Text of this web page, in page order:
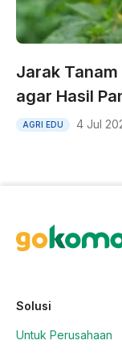
Jarak
agar Hasil
AGRI EDU 4 Jul
Solusi
Untuk Perusahaan